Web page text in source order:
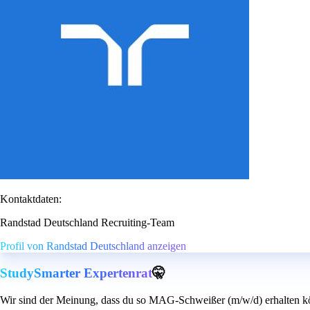
Kontaktdaten:
Randstad Deutschland Recruiting-Team
Profil von Randstad Deutschland anzeigen
StudySmarter Expertenrat🤫
Wir sind der Meinung, dass du so MAG-Schweißer (m/w/d) erhalten